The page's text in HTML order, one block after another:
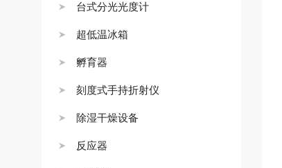
台式分光光度计
超低温冰箱
孵育器
刻度式手持折射仪
除湿干燥设备
反应器